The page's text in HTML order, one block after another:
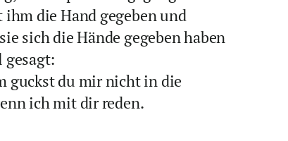
ihm die Hand gegeben und
sich die Hände gegeben haben
gesagt:
guckst du mir nicht in die
ich mit dir reden.